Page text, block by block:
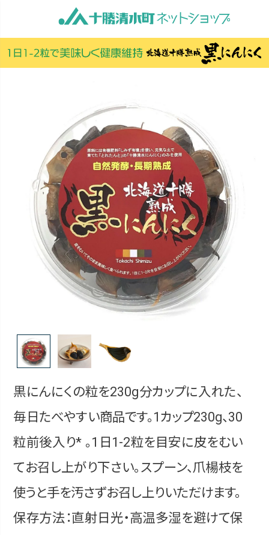
黒にんにくの粒を230g分カップに入れた、
毎日たべやすい商品です。1カップ230g、30
粒前後入り* 。1日1-2粒を目安に皮をむい
てお召し上がり下さい。スプーン、爪楊枝を
使うと手を汚さずお召し上りいただけます。
保存方法：直射日光・高温多湿を避けて保